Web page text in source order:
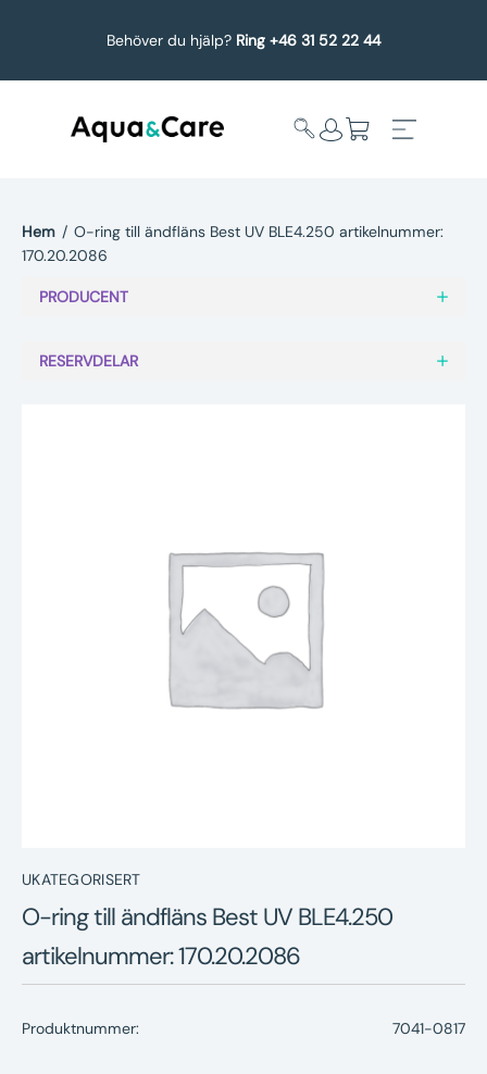
Behöver du hjälp? Ring +46 31 52 22 44
Underhållstips
Kontakt
Hem / O-ring till ändfläns Best UV BLE4.250 artikelnummer:
170.20.2086
PRODUCENT
RESERVDELAR
UKATEGORISERT
O-ring till ändfläns Best UV BLE4.250
artikelnummer: 170.20.2086
Produktnummer: 7041-0817